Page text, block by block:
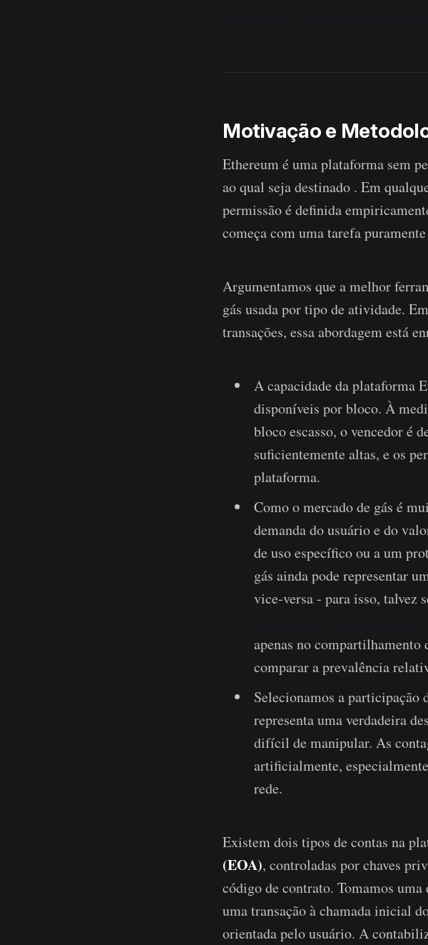
Motivação e
Ethereum é uma plataforma sem
ao qual seja destinado . Em
permissão é definida
começa com uma tarefa
Argumentamos que a melhor
gás usada por tipo de atividade.
transações, essa abordagem está
A capacidade da plataforma
disponíveis por bloco. À
bloco escasso, o vencedor é
suficientemente altas, e os
plataforma.
Como o mercado de gás é
demanda do usuário e do
de uso específico ou a um
gás ainda pode representar
vice-versa - para isso, talvez
apenas no compartilhamento
comparar a prevalência
Selecionamos a participação
representa uma verdadeira
difícil de manipular. As
artificialmente,
rede.
Existem dois tipos de contas na
(EOA), controladas por chaves
código de contrato. Tomamos
uma transação à chamada inicial
orientada pelo usuário. A